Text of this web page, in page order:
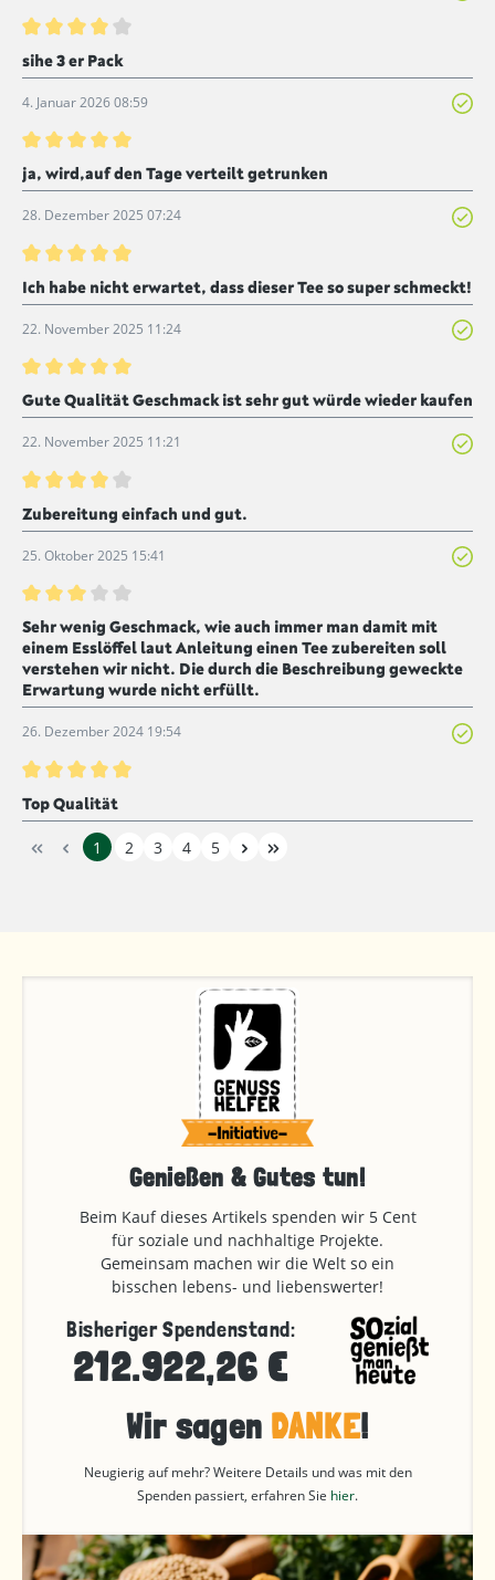
Bewertung mit 4 von 5 Sternen
sihe 3 er Pack
4. Januar 2026 08:59
Bewertung mit 5 von 5 Sternen
ja, wird,auf den Tage verteilt getrunken
28. Dezember 2025 07:24
Bewertung mit 5 von 5 Sternen
Ich habe nicht erwartet, dass dieser Tee so super schmeckt!
22. November 2025 11:24
Bewertung mit 5 von 5 Sternen
Gute Qualität Geschmack ist sehr gut würde wieder kaufen
22. November 2025 11:21
Bewertung mit 4 von 5 Sternen
Zubereitung einfach und gut.
25. Oktober 2025 15:41
Bewertung mit 3 von 5 Sternen
Sehr wenig Geschmack, wie auch immer man damit mit
einem Esslöffel laut Anleitung einen Tee zubereiten soll
verstehen wir nicht. Die durch die Beschreibung geweckte
Erwartung wurde nicht erfüllt.
26. Dezember 2024 19:54
Bewertung mit 5 von 5 Sternen
Top Qualität
1 2 3 4 5
Genießen & Gutes tun!
Beim Kauf dieses Artikels spenden wir 5 Cent
für soziale und nachhaltige Projekte.
Gemeinsam machen wir die Welt so ein
bisschen lebens- und liebenswerter!
Bisheriger Spendenstand:
212.922,26 €
Wir sagen DANKE!
Neugierig auf mehr? Weitere Details und was mit den
Spenden passiert, erfahren Sie hier.